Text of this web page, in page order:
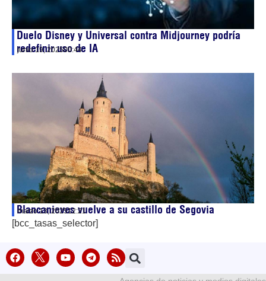
Duelo Disney y Universal contra Midjourney podría
redefinir uso de IA
junio 19, 202500:44
Blancanieves vuelve a su castillo de Segovia
marzo 13, 202512:21
[bcc_tasas_selector]